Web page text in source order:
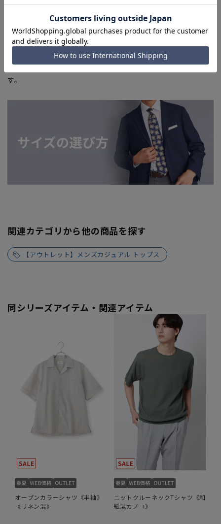
います。
■店舗や各モールサイトと商品在庫を共有しております関係
上、ご注文いただいたタイミングにより欠品が発生し、ご注文
を完了できない場合がございます。予めご了承ください。
■お急ぎ発送のご注文につきましても、ご注文のタイミングに
よってはお急ぎ発送サービスを選択できない場合がございま
す。
関連カテゴリから他の商品を探す
【アウトレット】メンズカジュアル トップス
同シリーズアイテム・関連アイテム
オープンカラーシャツ《半袖》
《リネン混》
ニットクルーネックTシャツ《和
紙混カノコ》